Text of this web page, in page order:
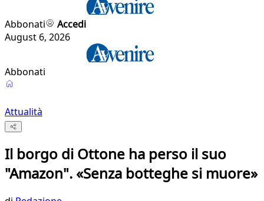
Abbonati
Accedi
August 6, 2026
Abbonati
Attualità
Il borgo di Ottone ha perso il suo
"Amazon". «Senza botteghe si muore»